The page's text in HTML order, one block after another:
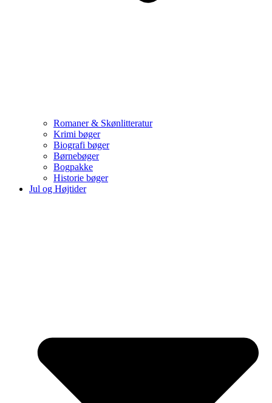
Romaner & Skønlitteratur
Krimi bøger
Biografi bøger
Børnebøger
Bogpakke
Historie bøger
Jul og Højtider